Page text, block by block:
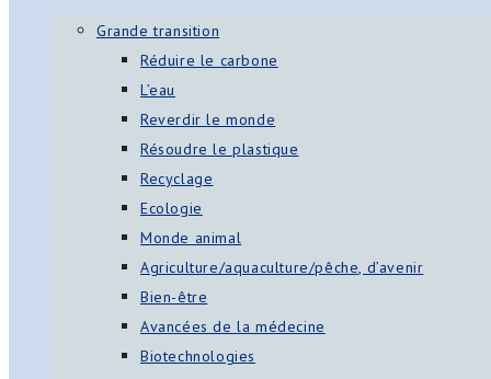
Grande transition
Réduire le carbone
L’eau
Reverdir le monde
Résoudre le plastique
Recyclage
Ecologie
Monde animal
Agriculture/aquaculture/pêche, d’avenir
Bien-être
Avancées de la médecine
Biotechnologies